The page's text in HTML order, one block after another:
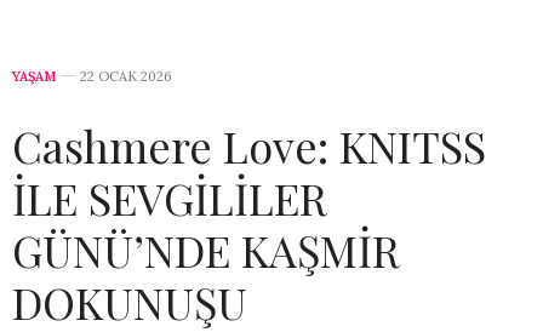
YAŞAM 22 OCAK 2026
Cashmere Love: KNITSS
İLE SEVGİLİLER
GÜNÜ’NDE KAŞMİR
DOKUNUŞU